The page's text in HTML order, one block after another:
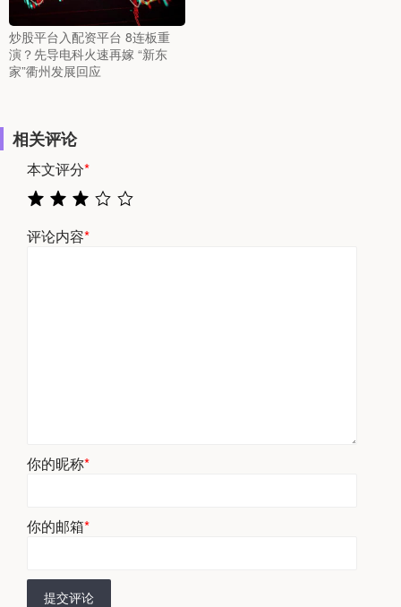
炒股平台入配资平台 8连板重
演？先导电科火速再嫁 “新东
家”衢州发展回应
相关评论
本文评分*
评论内容*
你的昵称*
你的邮箱*
提交评论